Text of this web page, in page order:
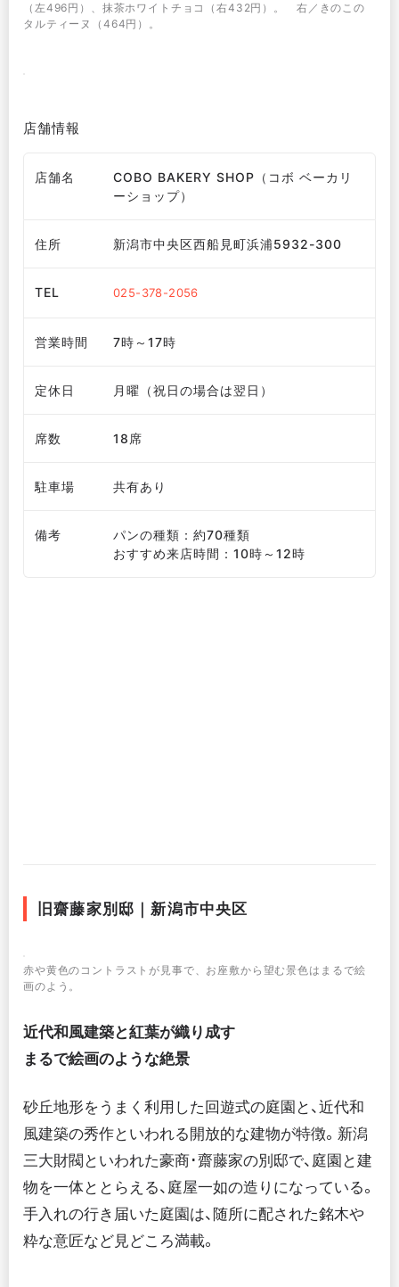
（左496円）、抹茶ホワイトチョコ（右432円）。 右／きのこの
タルティーヌ（464円）。
店舗情報
店舗名
COBO BAKERY SHOP（コボ ベーカリ
ーショップ）
住所 新潟市中央区西船見町浜浦5932-300
TEL 025-378-2056
営業時間 7時～17時
定休日 月曜（祝日の場合は翌日）
席数 18席
駐車場 共有あり
備考
パンの種類：約70種類
おすすめ来店時間：10時～12時
旧齋藤家別邸｜新潟市中央区
赤や黄色のコントラストが見事で、お座敷から望む景色はまるで絵
画のよう。
近代和風建築と紅葉が織り成す
まるで絵画のような絶景
砂丘地形をうまく利用した回遊式の庭園と、近代和
風建築の秀作といわれる開放的な建物が特徴。新潟
三大財閥といわれた豪商･齋藤家の別邸で、庭園と建
物を一体ととらえる、庭屋一如の造りになっている。
手入れの行き届いた庭園は、随所に配された銘木や
粋な意匠など見どころ満載。